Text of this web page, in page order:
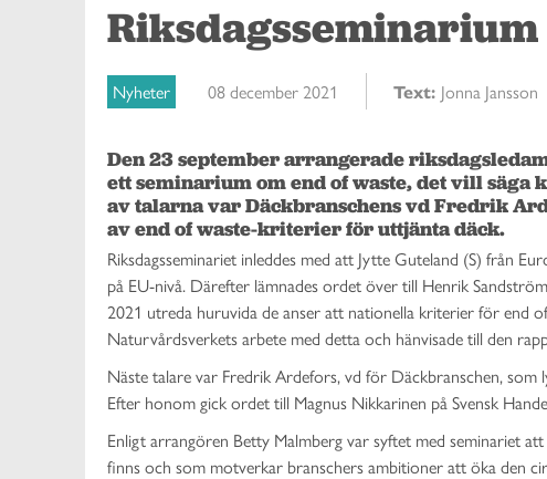
Riksdagsseminarium
Nyheter 08 december 2021 Text: Jonna Jansson
Den 23 september arrangerade
ett seminarium om end of waste, det vill
av talarna var Däckbranschens vd Fredrik
av end of waste-kriterier för uttjänta däck.
Riksdagsseminariet inleddes med att Jytte Guteland (S) från
på EU-nivå. Därefter lämnades ordet över till Henrik
2021 utreda huruvida de anser att nationella kriterier för end
Naturvårdsverkets arbete med detta och hänvisade till den
Näste talare var Fredrik Ardefors, vd för Däckbranschen,
Efter honom gick ordet till Magnus Nikkarinen på Svensk
Enligt arrangören Betty Malmberg var syftet med seminariet
finns och som motverkar branschers ambitioner att öka den